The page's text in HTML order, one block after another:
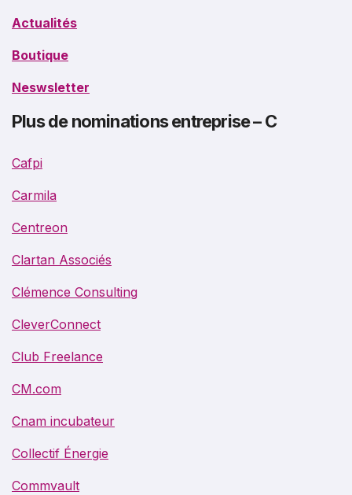
Actualités
Boutique
Neswsletter
Plus de nominations entreprise – C
Cafpi
Carmila
Centreon
Clartan Associés
Clémence Consulting
CleverConnect
Club Freelance
CM.com
Cnam incubateur
Collectif Énergie
Commvault